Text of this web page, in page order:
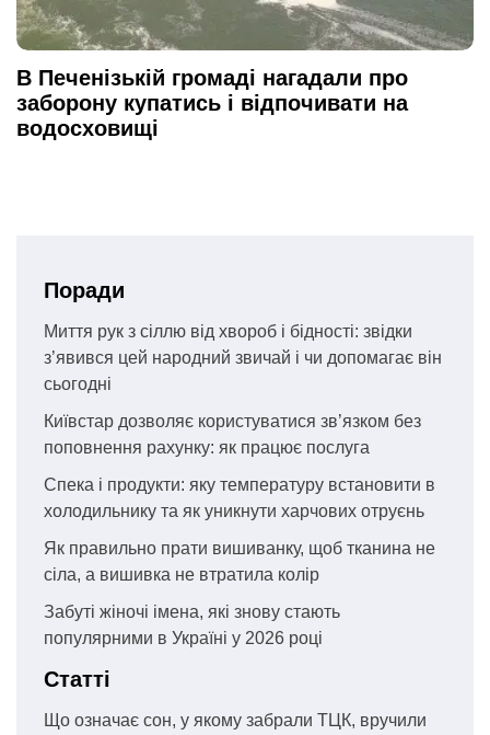
В Печенізькій громаді нагадали про
заборону купатись і відпочивати на
водосховищі
Поради
Миття рук з сіллю від хвороб і бідності: звідки
з’явився цей народний звичай і чи допомагає він
сьогодні
Київстар дозволяє користуватися зв’язком без
поповнення рахунку: як працює послуга
Спека і продукти: яку температуру встановити в
холодильнику та як уникнути харчових отруєнь
Як правильно прати вишиванку, щоб тканина не
сіла, а вишивка не втратила колір
Забуті жіночі імена, які знову стають
популярними в Україні у 2026 році
Статті
Що означає сон, у якому забрали ТЦК, вручили